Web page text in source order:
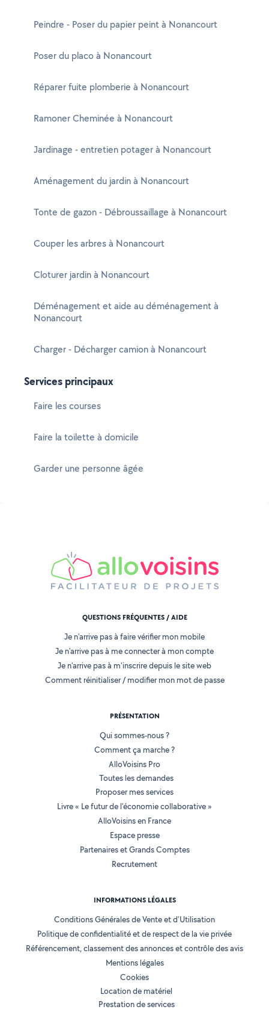
Peindre - Poser du papier peint à Nonancourt
Poser du placo à Nonancourt
Réparer fuite plomberie à Nonancourt
Ramoner Cheminée à Nonancourt
Jardinage - entretien potager à Nonancourt
Aménagement du jardin à Nonancourt
Tonte de gazon - Débroussaillage à Nonancourt
Couper les arbres à Nonancourt
Cloturer jardin à Nonancourt
Déménagement et aide au déménagement à
Nonancourt
Charger - Décharger camion à Nonancourt
Services principaux
Faire les courses
Faire la toilette à domicile
Garder une personne âgée
QUESTIONS FRÉQUENTES / AIDE
Je n'arrive pas à faire vérifier mon mobile
Je n'arrive pas à me connecter à mon compte
Je n'arrive pas à m'inscrire depuis le site web
Comment réinitialiser / modifier mon mot de passe
PRÉSENTATION
Qui sommes-nous ?
Comment ça marche ?
AlloVoisins Pro
Toutes les demandes
Proposer mes services
Livre « Le futur de l'économie collaborative »
AlloVoisins en France
Espace presse
Partenaires et Grands Comptes
Recrutement
INFORMATIONS LÉGALES
Conditions Générales de Vente et d'Utilisation
Politique de confidentialité et de respect de la vie privée
Référencement, classement des annonces et contrôle des avis
Mentions légales
Cookies
Location de matériel
Prestation de services